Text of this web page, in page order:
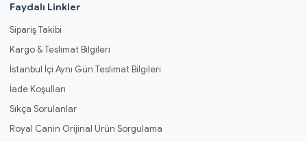
Faydalı Linkler
Sipariş Takibi
Kargo & Teslimat Bilgileri
İstanbul İçi Aynı Gün Teslimat Bilgileri
İade Koşulları
Sıkça Sorulanlar
Royal Canin Orijinal Ürün Sorgulama